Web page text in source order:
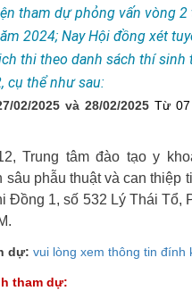
tham dự phỏng vấn vòng 2
2024; Nay Hội đồng xét
thi theo danh sách thí sinh
cụ thể như sau:
02/2025 và 28/02/2025 Từ
Trung tâm đào tạo y
sâu phẫu thuật và can thiệp
Đồng 1, số 532 Lý Thái Tổ,
dự: vui lòng xem thông tin đính
tham dự: